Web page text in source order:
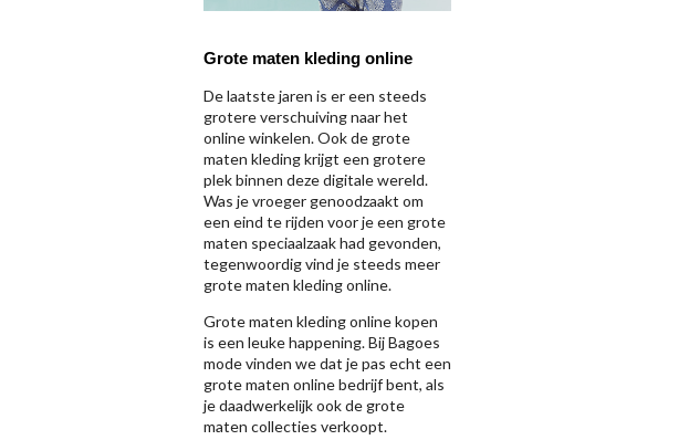
Grote maten kleding online
De laatste jaren is er een steeds
grotere verschuiving naar het
online winkelen. Ook de grote
maten kleding krijgt een grotere
plek binnen deze digitale wereld.
Was je vroeger genoodzaakt om
een eind te rijden voor je een grote
maten speciaalzaak had gevonden,
tegenwoordig vind je steeds meer
grote maten kleding online.
Grote maten kleding online kopen
is een leuke happening. Bij Bagoes
mode vinden we dat je pas echt een
grote maten online bedrijf bent, als
je daadwerkelijk ook de grote
maten collecties verkoopt.